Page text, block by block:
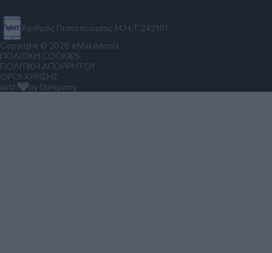
Αριθμός Πιστοποίησης Μ.Η.Τ.242191
Copyright © 2026 eMakedonia
ΠΟΛΙΤΙΚΗ COOKIES
ΠΟΛΙΤΙΚΗ ΑΠΟΡΡΗΤΟΥ
ΟΡΟΙ ΧΡΗΣΗΣ
with
by Darkpony